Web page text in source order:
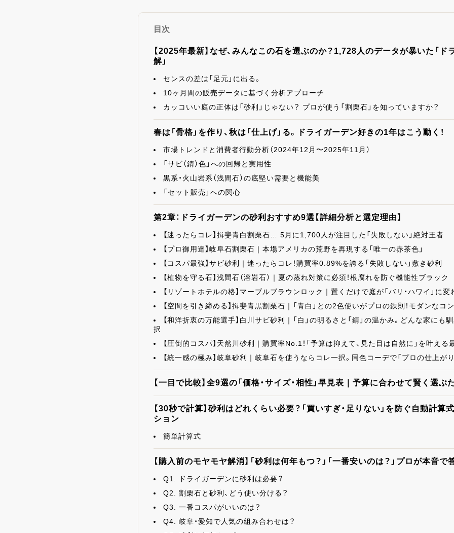
目次
【2025年最新】なぜ、みんなこの石を選ぶのか？1,728人のデータが暴いた「ド
解」
センスの差は「足元」に出る。
10ヶ月間の販売データに基づく分析アプローチ
カッコいい庭の正体は「砂利」じゃない？ プロが使う「割栗石」を知っていますか？
春は「骨格」を作り、秋は「仕上げ」る。ドライガーデン好きの1年はこう動く！
市場トレンドと消費者行動分析（2024年12月〜2025年11月）
「サビ（錆）色」への回帰と実用性
黒系・火山岩系（浅間石）の底堅い需要と機能美
「セット販売」への関心
第2章：ドライガーデンの砂利おすすめ9選【詳細分析と選定理由】
【迷ったらコレ】揖斐青白割栗石… 5月に1,700人が注目した「失敗しない」絶対王者
【プロ御用達】岐阜石割栗石｜本場アメリカの荒野を再現する「唯一の赤茶色」
【コスパ最強】サビ砂利｜迷ったらコレ！購買率0.89%を誇る「失敗しない」敷き砂利
【植物を守る石】浅間石（溶岩石）｜夏の蒸れ対策に必須！根腐れを防ぐ機能性ブラック
【リゾートホテルの格】マーブルブラウンロック｜置くだけで庭が「バリ・ハワイ」に
【空間を引き締める】揖斐青黒割栗石｜「青白」との2色使いがプロの鉄則！モダンなコ
【和洋折衷の万能選手】白川サビ砂利｜「白」の明るさと「錆」の温かみ。どんな家にも
択
【圧倒的コスパ】天然川砂利｜購買率No.1！「予算は抑えて、見た目は自然に」を叶える
【統一感の極み】岐阜砂利｜岐阜石を使うならコレ一択。同色コーデで「プロの仕上が
【一目で比較】全9選の「価格・サイズ・相性」早見表｜予算に合わせて賢く選ぶ
【30秒で計算】砂利はどれくらい必要？「買いすぎ・足りない」を防ぐ自動計算
ション
簡単計算式
【購入前のモヤモヤ解消】「砂利は何年もつ？」「一番安いのは？」プロが本音
Q1. ドライガーデンに砂利は必要？
Q2. 割栗石と砂利、どう使い分ける？
Q3. 一番コスパがいいのは？
Q4. 岐阜・愛知で人気の組み合わせは？